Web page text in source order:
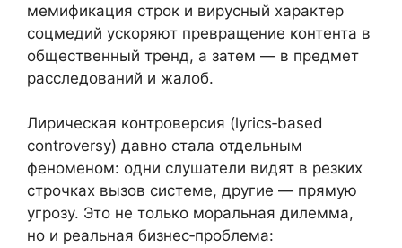
мемификация строк и вирусный характер
соцмедий ускоряют превращение контента в
общественный тренд, а затем — в предмет
расследований и жалоб.
Лирическая контроверсия (lyrics‑based
controversy) давно стала отдельным
феноменом: одни слушатели видят в резких
строчках вызов системе, другие — прямую
угрозу. Это не только моральная дилемма,
но и реальная бизнес‑проблема: